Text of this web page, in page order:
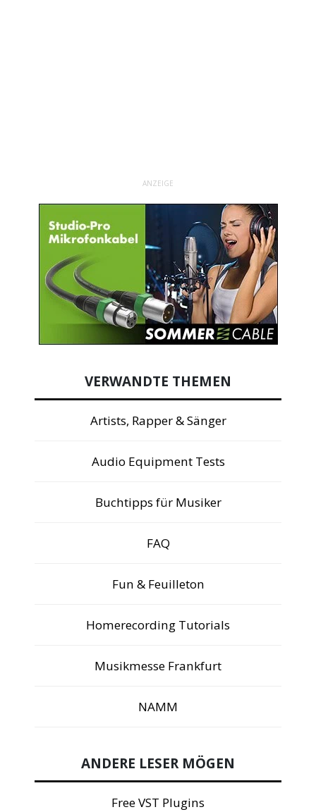
ANZEIGE
VERWANDTE THEMEN
Artists, Rapper & Sänger
Audio Equipment Tests
Buchtipps für Musiker
FAQ
Fun & Feuilleton
Homerecording Tutorials
Musikmesse Frankfurt
NAMM
ANDERE LESER MÖGEN
Free VST Plugins